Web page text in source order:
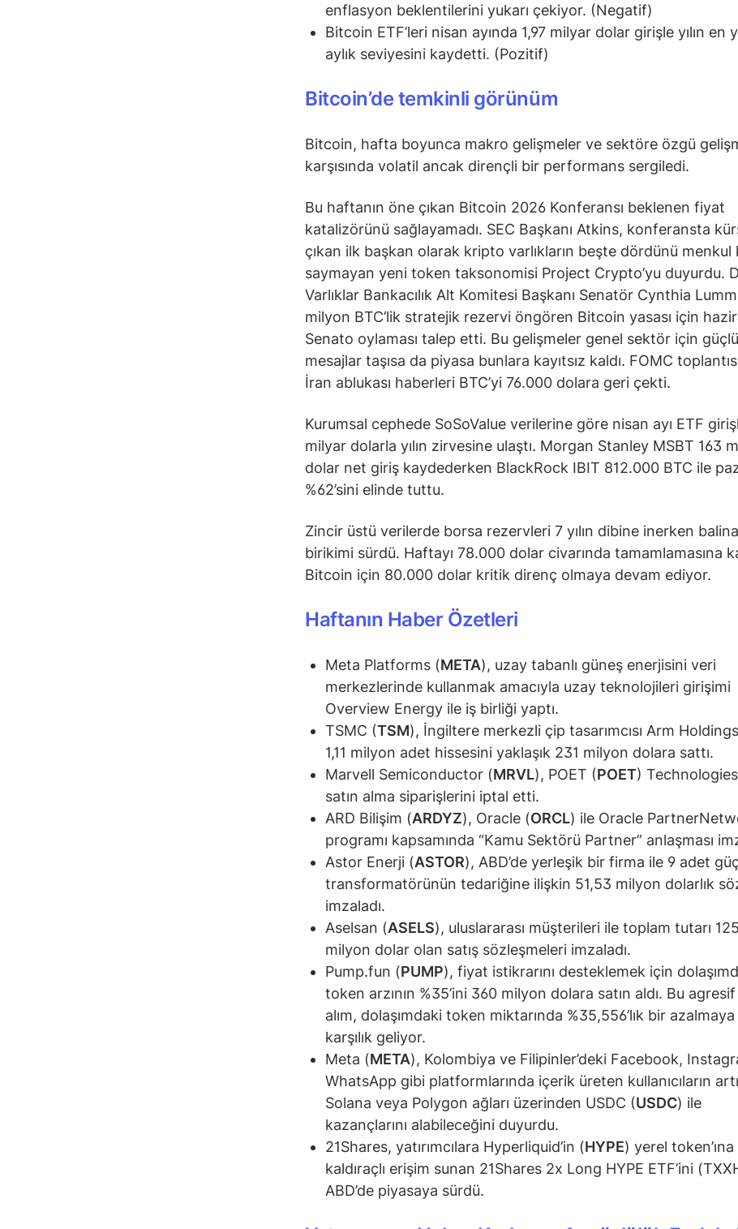
enflasyon beklentilerini yukarı çekiyor. (Negatif)
Bitcoin ETF’leri nisan ayında 1,97 milyar dolar girişle yılın en
aylık seviyesini kaydetti. (Pozitif)
Bitcoin’de temkinli görünüm
Bitcoin, hafta boyunca makro gelişmeler ve sektöre özgü
karşısında volatil ancak dirençli bir performans sergiledi.
Bu haftanın öne çıkan Bitcoin 2026 Konferansı beklenen fiyat
katalizörünü sağlayamadı. SEC Başkanı Atkins, konferansta
çıkan ilk başkan olarak kripto varlıkların beşte dördünü menkul
saymayan yeni token taksonomisi Project Crypto’yu duyurdu.
Varlıklar Bankacılık Alt Komitesi Başkanı Senatör Cynthia
milyon BTC’lik stratejik rezervi öngören Bitcoin yasası için
Senato oylaması talep etti. Bu gelişmeler genel sektör için güçlü
mesajlar taşısa da piyasa bunlara kayıtsız kaldı. FOMC
İran ablukası haberleri BTC’yi 76.000 dolara geri çekti.
Kurumsal cephede SoSoValue verilerine göre nisan ayı ETF
milyar dolarla yılın zirvesine ulaştı. Morgan Stanley MSBT 163
dolar net giriş kaydederken BlackRock IBIT 812.000 BTC ile
%62’sini elinde tuttu.
Zincir üstü verilerde borsa rezervleri 7 yılın dibine inerken balina
birikimi sürdü. Haftayı 78.000 dolar civarında tamamlamasına
Bitcoin için 80.000 dolar kritik direnç olmaya devam ediyor.
Haftanın Haber Özetleri
Meta Platforms (META), uzay tabanlı güneş enerjisini veri
merkezlerinde kullanmak amacıyla uzay teknolojileri girişimi
Overview Energy ile iş birliği yaptı.
TSMC (TSM), İngiltere merkezli çip tasarımcısı Arm
1,11 milyon adet hissesini yaklaşık 231 milyon dolara sattı.
Marvell Semiconductor (MRVL), POET (POET)
satın alma siparişlerini iptal etti.
ARD Bilişim (ARDYZ), Oracle (ORCL) ile Oracle
programı kapsamında “Kamu Sektörü Partner” anlaşması
Astor Enerji (ASTOR), ABD’de yerleşik bir firma ile 9 adet güç
transformatörünün tedariğine ilişkin 51,53 milyon dolarlık
imzaladı.
Aselsan (ASELS), uluslararası müşterileri ile toplam tutarı
milyon dolar olan satış sözleşmeleri imzaladı.
Pump.fun (PUMP), fiyat istikrarını desteklemek için
token arzının %35’ini 360 milyon dolara satın aldı. Bu
alım, dolaşımdaki token miktarında %35,556’lık bir azalmaya
karşılık geliyor.
Meta (META), Kolombiya ve Filipinler’deki Facebook,
WhatsApp gibi platformlarında içerik üreten kullanıcıların
Solana veya Polygon ağları üzerinden USDC (USDC) ile
kazançlarını alabileceğini duyurdu.
21Shares, yatırımcılara Hyperliquid’in (HYPE) yerel token’ına
kaldıraçlı erişim sunan 21Shares 2x Long HYPE ETF’ini
ABD’de piyasaya sürdü.